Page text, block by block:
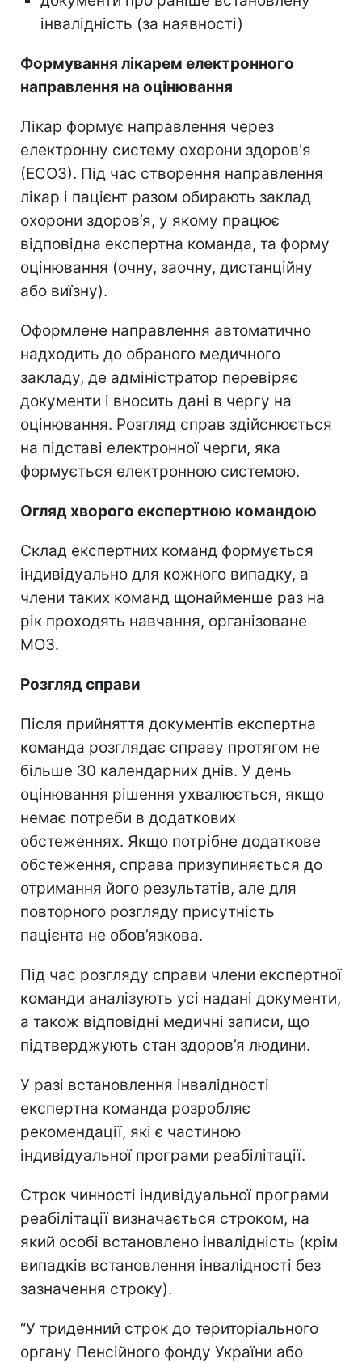
інвалідність (за наявності)
Формування лікарем електронного
направлення на оцінювання
Лікар формує направлення через
електронну систему охорони здоров'я
(ЕСОЗ). Під час створення направлення
лікар і пацієнт разом обирають заклад
охорони здоров’я, у якому працює
відповідна експертна команда, та форму
оцінювання (очну, заочну, дистанційну
або виїзну).
Оформлене направлення автоматично
надходить до обраного медичного
закладу, де адміністратор перевіряє
документи і вносить дані в чергу на
оцінювання. Розгляд справ здійснюється
на підставі електронної черги, яка
формується електронною системою.
Огляд хворого експертною командою
Склад експертних команд формується
індивідуально для кожного випадку, а
члени таких команд щонайменше раз на
рік проходять навчання, організоване
МОЗ.
Розгляд справи
Після прийняття документів експертна
команда розглядає справу протягом не
більше 30 календарних днів. У день
оцінювання рішення ухвалюється, якщо
немає потреби в додаткових
обстеженнях. Якщо потрібне додаткове
обстеження, справа призупиняється до
отримання його результатів, але для
повторного розгляду присутність
пацієнта не обов’язкова.
Під час розгляду справи члени експертної
команди аналізують усі надані документи,
а також відповідні медичні записи, що
підтверджують стан здоров’я людини.
У разі встановлення інвалідності
експертна команда розробляє
рекомендації, які є частиною
індивідуальної програми реабілітації.
Строк чинності індивідуальної програми
реабілітації визначається строком, на
який особі встановлено інвалідність (крім
випадків встановлення інвалідності без
зазначення строку).
“У триденний строк до територіального
органу Пенсійного фонду України або